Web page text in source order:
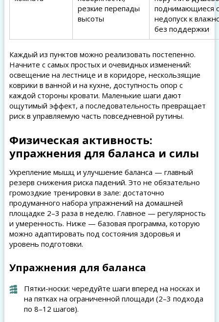
резкие перепады
высоты
поднимающиеся
недопуск к
без поддержки
Каждый из пунктов можно реализовать постепенно.
Начните с самых простых и очевидных изменений:
освещение на лестнице и в коридоре, нескользящие
коврики в ванной и на кухне, доступность опор с
каждой стороны кровати. Маленькие шаги дают
ощутимый эффект, а последовательность превращает
риск в управляемую часть повседневной рутины.
Физическая активность:
упражнения для баланса и силы
Укрепление мышц и улучшение баланса — главный
резерв снижения риска падений. Это не обязательно
громоздкие тренировки в зале: достаточно
продуманного набора упражнений на домашней
площадке 2–3 раза в неделю. Главное — регулярность
и умеренность. Ниже — базовая программа, которую
можно адаптировать под состояния здоровья и
уровень подготовки.
Упражнения для баланса
Пятки-носки: чередуйте шаги вперед на носках и
на пятках на ограниченной площади (2–3 подхода
по 8–12 шагов).